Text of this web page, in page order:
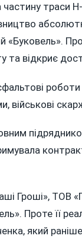
траси
та відкриє
військові
Гроші», ТОВ
Проте її
який